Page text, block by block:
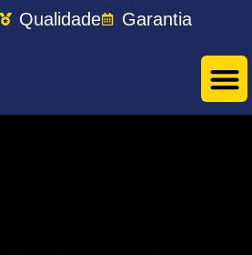
Qualidade Garantia